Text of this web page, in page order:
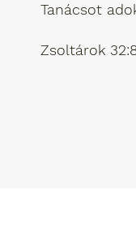
Tanácsot
Zsoltárok